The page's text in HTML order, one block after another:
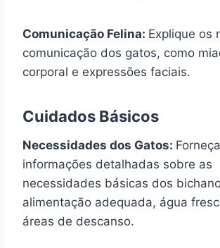
Comunicação Felina: Explique os
comunicação dos gatos, como
corporal e expressões faciais.
Cuidados Básicos
Necessidades dos Gatos: Forneça
informações detalhadas sobre as
necessidades básicas dos
alimentação adequada, água
áreas de descanso.